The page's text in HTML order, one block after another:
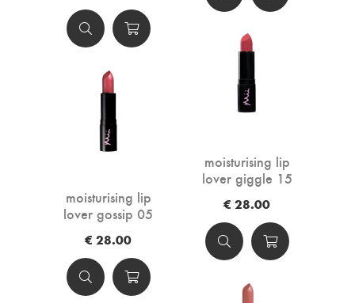
moisturising lip
lover giggle 15
€ 28.00
moisturising lip
lover gossip 05
€ 28.00